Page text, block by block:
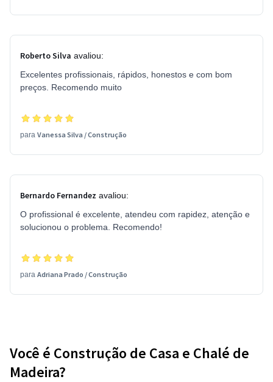
Roberto Silva avaliou:
Excelentes profissionais, rápidos, honestos e com bom
preços. Recomendo muito
para Vanessa Silva /Construção
Bernardo Fernandez avaliou:
O profissional é excelente, atendeu com rapidez, atenção e
solucionou o problema. Recomendo!
para Adriana Prado /Construção
Você é Construção de Casa e Chalé de
Madeira?